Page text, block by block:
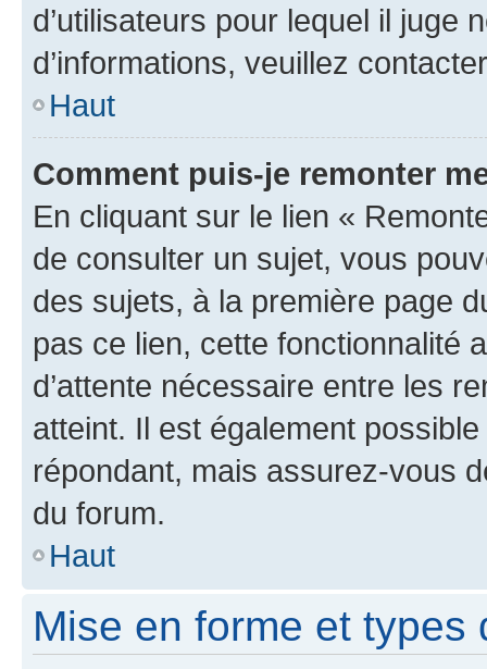
d’utilisateurs pour lequel il juge
d’informations, veuillez
Haut
Comment puis-je remonter
En cliquant sur le lien «
de consulter un sujet, vous
des sujets, à la première page
pas ce lien, cette fonctionnalité
d’attente nécessaire entre les
atteint. Il est également
répondant, mais assurez-vous
du forum.
Haut
Mise en forme et types